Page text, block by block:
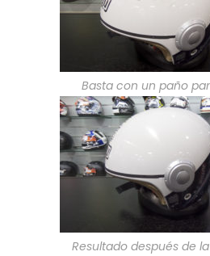
Basta con un paño
Resultado después de